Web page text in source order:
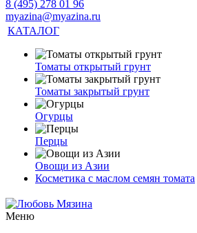
8 (495) 278 01 96
myazina@myazina.ru
КАТАЛОГ
Томаты открытый грунт
Томаты закрытый грунт
Огурцы
Перцы
Овощи из Азии
Косметика с маслом семян томата
Меню